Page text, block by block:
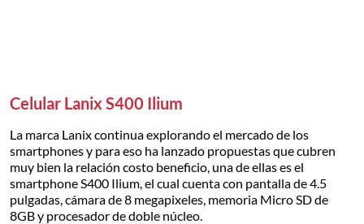
Celular Lanix S400 Ilium
La marca Lanix continua explorando el mercado de los
smartphones y para eso ha lanzado propuestas que cubren
muy bien la relación costo beneficio, una de ellas es el
smartphone S400 Ilium, el cual cuenta con pantalla de 4.5
pulgadas, cámara de 8 megapixeles, memoria Micro SD de
8GB y procesador de doble núcleo.